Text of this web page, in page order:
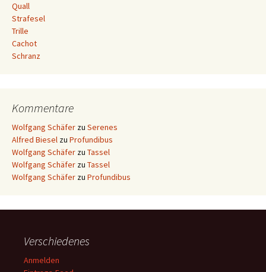
Quall
Strafesel
Trille
Cachot
Schranz
Kommentare
Wolfgang Schäfer zu Serenes
Alfred Biesel zu Profundibus
Wolfgang Schäfer zu Tassel
Wolfgang Schäfer zu Tassel
Wolfgang Schäfer zu Profundibus
Verschiedenes
Anmelden